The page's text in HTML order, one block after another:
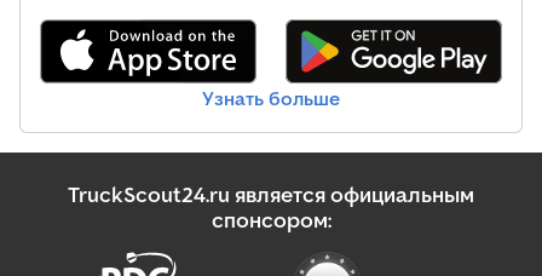
Узнать больше
TruckScout24.ru является официальным
спонсором: